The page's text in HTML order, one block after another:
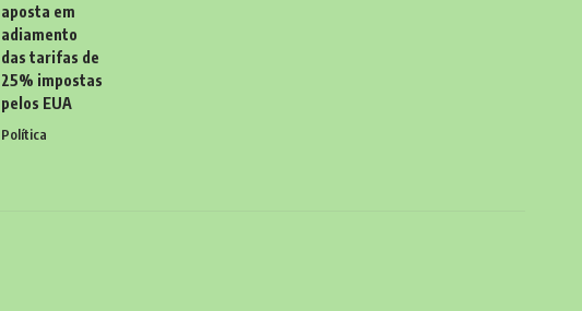
aposta em
adiamento
das tarifas de
25% impostas
pelos EUA
Política